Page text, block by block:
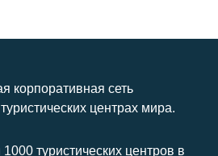
корпоративная сеть
центрах мира.
туристических центров в